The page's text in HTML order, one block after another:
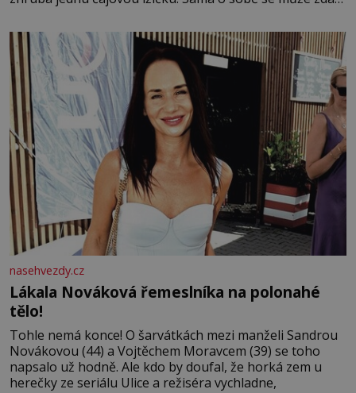
tisíc příslušnic svého včelstva, vznikne jeden z
nejdokonalejších organismů
nasehvezdy.cz
Lákala Nováková řemeslníka na polonahé
tělo!
Tohle nemá konce! O šarvátkách mezi manželi Sandrou
Novákovou (44) a Vojtěchem Moravcem (39) se toho
napsalo už hodně. Ale kdo by doufal, že horká zem u
herečky ze seriálu Ulice a režiséra vychladne,